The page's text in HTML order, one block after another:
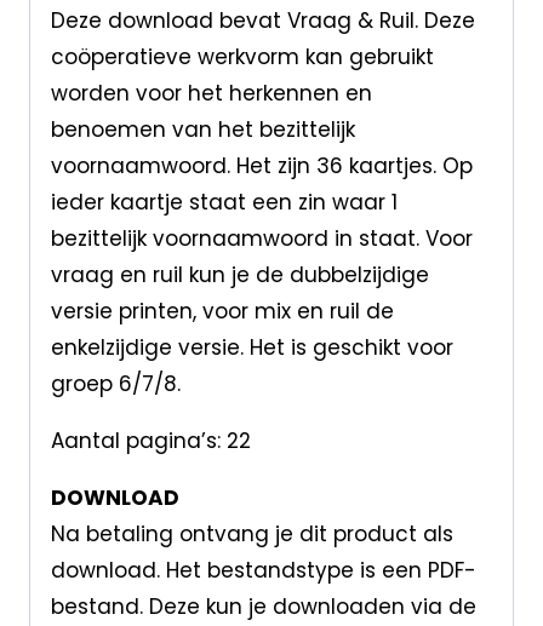
Deze download bevat Vraag & Ruil. Deze
coöperatieve werkvorm kan gebruikt
worden voor het herkennen en
benoemen van het bezittelijk
voornaamwoord. Het zijn 36 kaartjes. Op
ieder kaartje staat een zin waar 1
bezittelijk voornaamwoord in staat. Voor
vraag en ruil kun je de dubbelzijdige
versie printen, voor mix en ruil de
enkelzijdige versie. Het is geschikt voor
groep 6/7/8.
Aantal pagina’s: 22
DOWNLOAD
Na betaling ontvang je dit product als
download. Het bestandstype is een PDF-
bestand. Deze kun je downloaden via de